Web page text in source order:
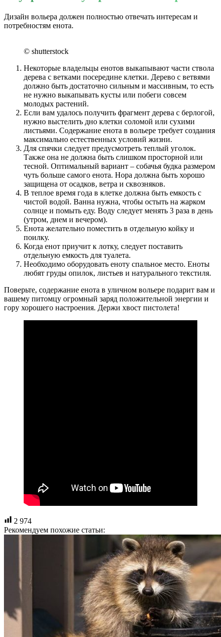
Дизайн вольера должен полностью отвечать интересам и
потребностям енота.
© shutterstock
Некоторые владельцы енотов выкапывают части ствола
дерева с ветками посередине клетки. Дерево с ветвями
должно быть достаточно сильным и массивным, то есть
не нужно выкапывать кусты или побеги совсем
молодых растений.
Если вам удалось получить фрагмент дерева с берлогой,
нужно выстелить дно клетки соломой или сухими
листьями. Содержание енота в вольере требует создания
максимально естественных условий жизни.
Для спячки следует предусмотреть теплый уголок.
Также она не должна быть слишком просторной или
тесной. Оптимальный вариант – собачья будка размером
чуть больше самого енота. Нора должна быть хорошо
защищена от осадков, ветра и сквозняков.
В теплое время года в клетке должна быть емкость с
чистой водой. Ванна нужна, чтобы остыть на жарком
солнце и помыть еду. Воду следует менять 3 раза в день
(утром, днем ​​и вечером).
Енота желательно поместить в отдельную койку и
поилку.
Когда енот приучит к лотку, следует поставить
отдельную емкость для туалета.
Необходимо оборудовать еноту спальное место. Еноты
любят груды опилок, листьев и натурального текстиля.
Поверьте, содержание енота в уличном вольере подарит вам и
вашему питомцу огромный заряд положительной энергии и
гору хорошего настроения. Держи хвост пистолета!
2 974
Рекомендуем похожие статьи: